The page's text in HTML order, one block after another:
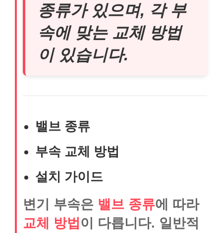
종류가 있으며, 각 부
속에 맞는 교체 방법
이 있습니다.
밸브 종류
부속 교체 방법
설치 가이드
변기 부속은 밸브 종류에 따라
교체 방법이 다릅니다. 일반적